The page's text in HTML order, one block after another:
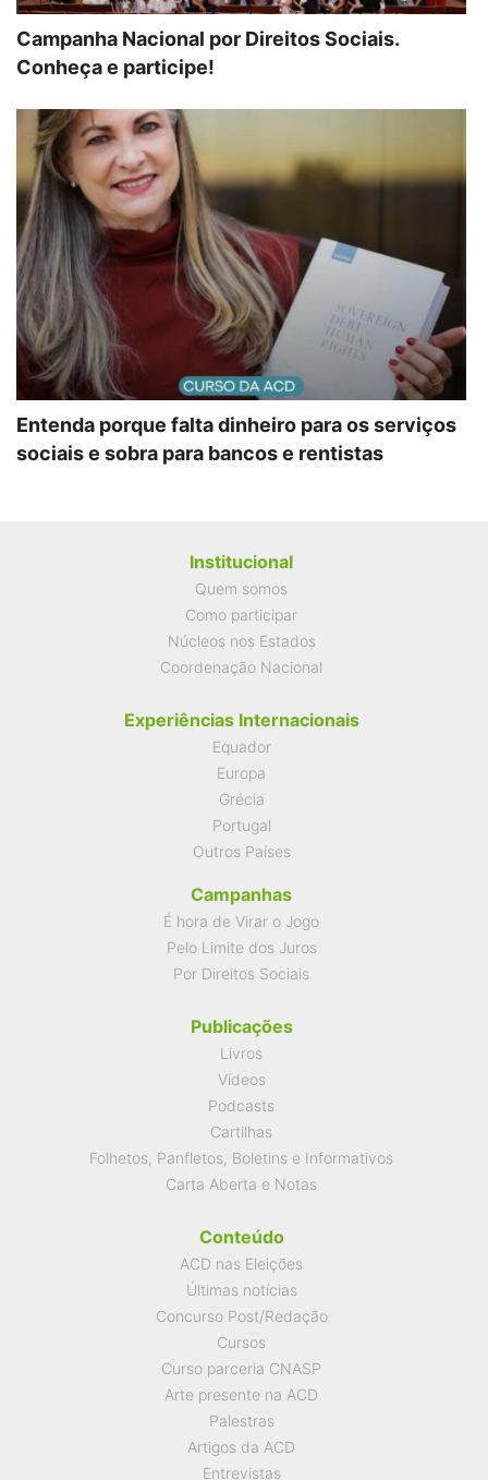
Campanha Nacional por Direitos Sociais.
Conheça e participe!
Entenda porque falta dinheiro para os serviços
sociais e sobra para bancos e rentistas
Institucional
Quem somos
Como participar
Núcleos nos Estados
Coordenação Nacional
Experiências Internacionais
Equador
Europa
Grécia
Portugal
Outros Países
Campanhas
É hora de Virar o Jogo
Pelo Limite dos Juros
Por Direitos Sociais
Publicações
Livros
Vídeos
Podcasts
Cartilhas
Folhetos, Panfletos, Boletins e Informativos
Carta Aberta e Notas
Conteúdo
ACD nas Eleições
Últimas notícias
Concurso Post/Redação
Cursos
Curso parceria CNASP
Arte presente na ACD
Palestras
Artigos da ACD
Entrevistas